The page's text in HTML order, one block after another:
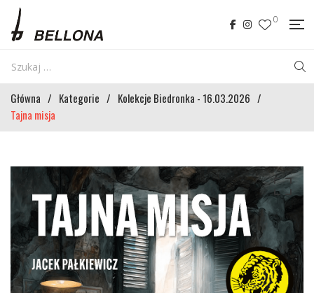
0
Główna / Kategorie / Kolekcje Biedronka - 16.03.2026 /
Tajna misja